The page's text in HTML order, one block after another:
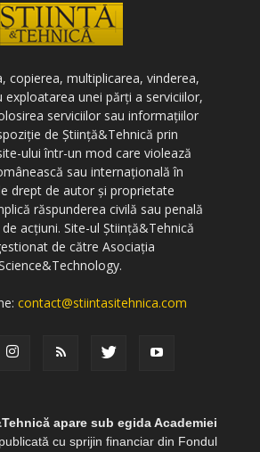
copierea, multiplicarea, vinderea,
exploatarea unei părți a serviciilor,
serviciilor sau informațiilor
de Știință&Tehnică prin
ului într-un mod care violează
sau internațională în
drept de autor și proprietate
răspunderea civilă sau penală
acțiuni. Site-ul Știință&Tehnică
de către Asociația
contact@stiintasitehnica.com
apare sub egida Academiei
cu sprijin financiar din Fondul